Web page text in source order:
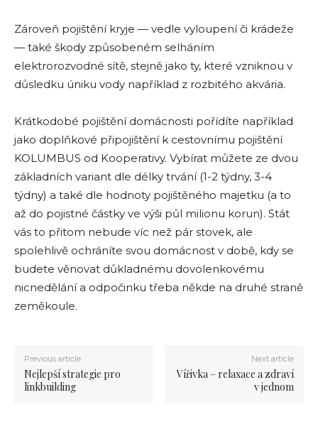
Zároveň pojištění kryje — vedle vyloupení či krádeže
— také škody způsobeném selháním
elektrorozvodné sítě, stejně jako ty, které vzniknou v
důsledku úniku vody například z rozbitého akvária.
Krátkodobé pojištění domácnosti pořídíte například
jako doplňkové připojištění k cestovnímu pojištění
KOLUMBUS od Kooperativy. Vybírat můžete ze dvou
základních variant dle délky trvání (1-2 týdny, 3-4
týdny) a také dle hodnoty pojištěného majetku (a to
až do pojistné částky ve výši půl milionu korun). Stát
vás to přitom nebude víc než pár stovek, ale
spolehlivě ochráníte svou domácnost v době, kdy se
budete věnovat důkladnému dovolenkovému
nicnedělání a odpočinku třeba někde na druhé straně
zeměkoule.
Previous article
Nejlepší strategie pro
linkbuilding
Next article
Vířivka – relaxace a zdraví
v jednom